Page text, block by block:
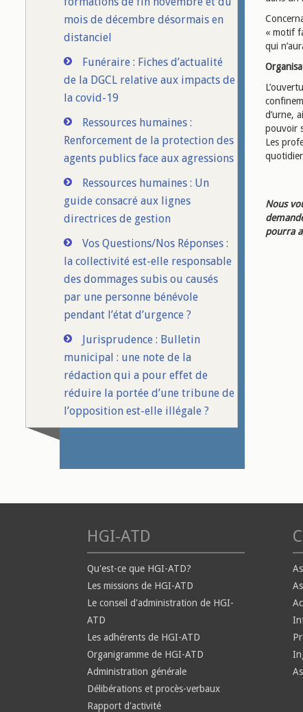
mois de décembre désormais en
distanciel
Funéraire : Fiches d’actualité
de la DGCL relative aux impacts de
la covid-19
Ressources humaines :
Renforcement de la protection des
agents publics face aux agressions
Ressources humaines : Un
guide consacré aux lignes
directrices de gestion
Vos Questions/Nos Réponses :
la collectivité est-elle responsable
des dommages subis ou causés
par une personne bénévole
pendant l’état d’urgence ?
Jurisprudence : Bulletin
municipal : une note de la
rédaction qui a pour effet de
réduire la portée d’une tribune de
l’opposition est-elle illégale ?
« motif
qui
d’urne,
pouvoir
Les
Nous
pourra
HGI-ATD
Qu'est-ce que HGI-ATD?
Les missions de HGI-ATD
Le conseil d'administration de HGI-
ATD
Les adhérents de HGI-ATD
Organigramme de HGI-ATD
Administration générale
Délibérations et procès-verbaux
Rapport d'activité